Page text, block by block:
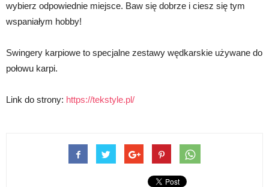
wybierz odpowiednie miejsce. Baw się dobrze i ciesz się tym
wspaniałym hobby!
Swingery karpiowe to specjalne zestawy wędkarskie używane do
połowu karpi.
Link do strony: https://tekstyle.pl/